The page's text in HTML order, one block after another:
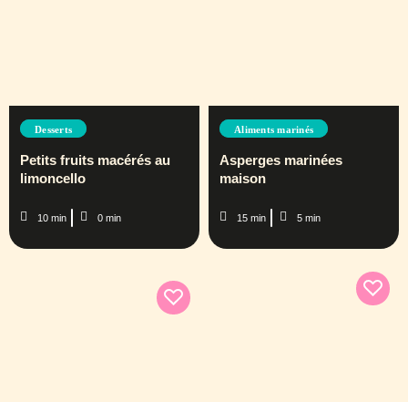
Desserts
Petits fruits macérés au
limoncello
10 min 0 min
Aliments marinés
Asperges marinées
maison
15 min 5 min